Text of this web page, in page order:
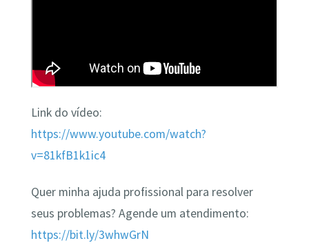
Link do vídeo:
https://www.youtube.com/watch?
v=81kfB1k1ic4
Quer minha ajuda profissional para resolver
seus problemas? Agende um atendimento:
https://bit.ly/3whwGrN